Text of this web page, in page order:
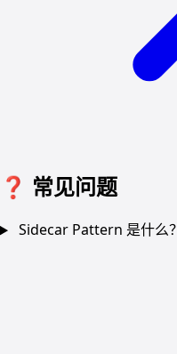
❓ 常见问题
Sidecar Pattern 是什么？